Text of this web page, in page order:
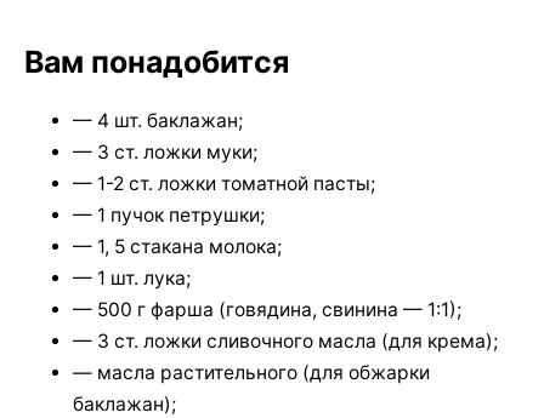
Вам понадобится
— 4 шт. баклажан;
— 3 ст. ложки муки;
— 1-2 ст. ложки томатной пасты;
— 1 пучок петрушки;
— 1, 5 стакана молока;
— 1 шт. лука;
— 500 г фарша (говядина, свинина — 1:1);
— 3 ст. ложки сливочного масла (для крема);
— масла растительного (для обжарки
баклажан);